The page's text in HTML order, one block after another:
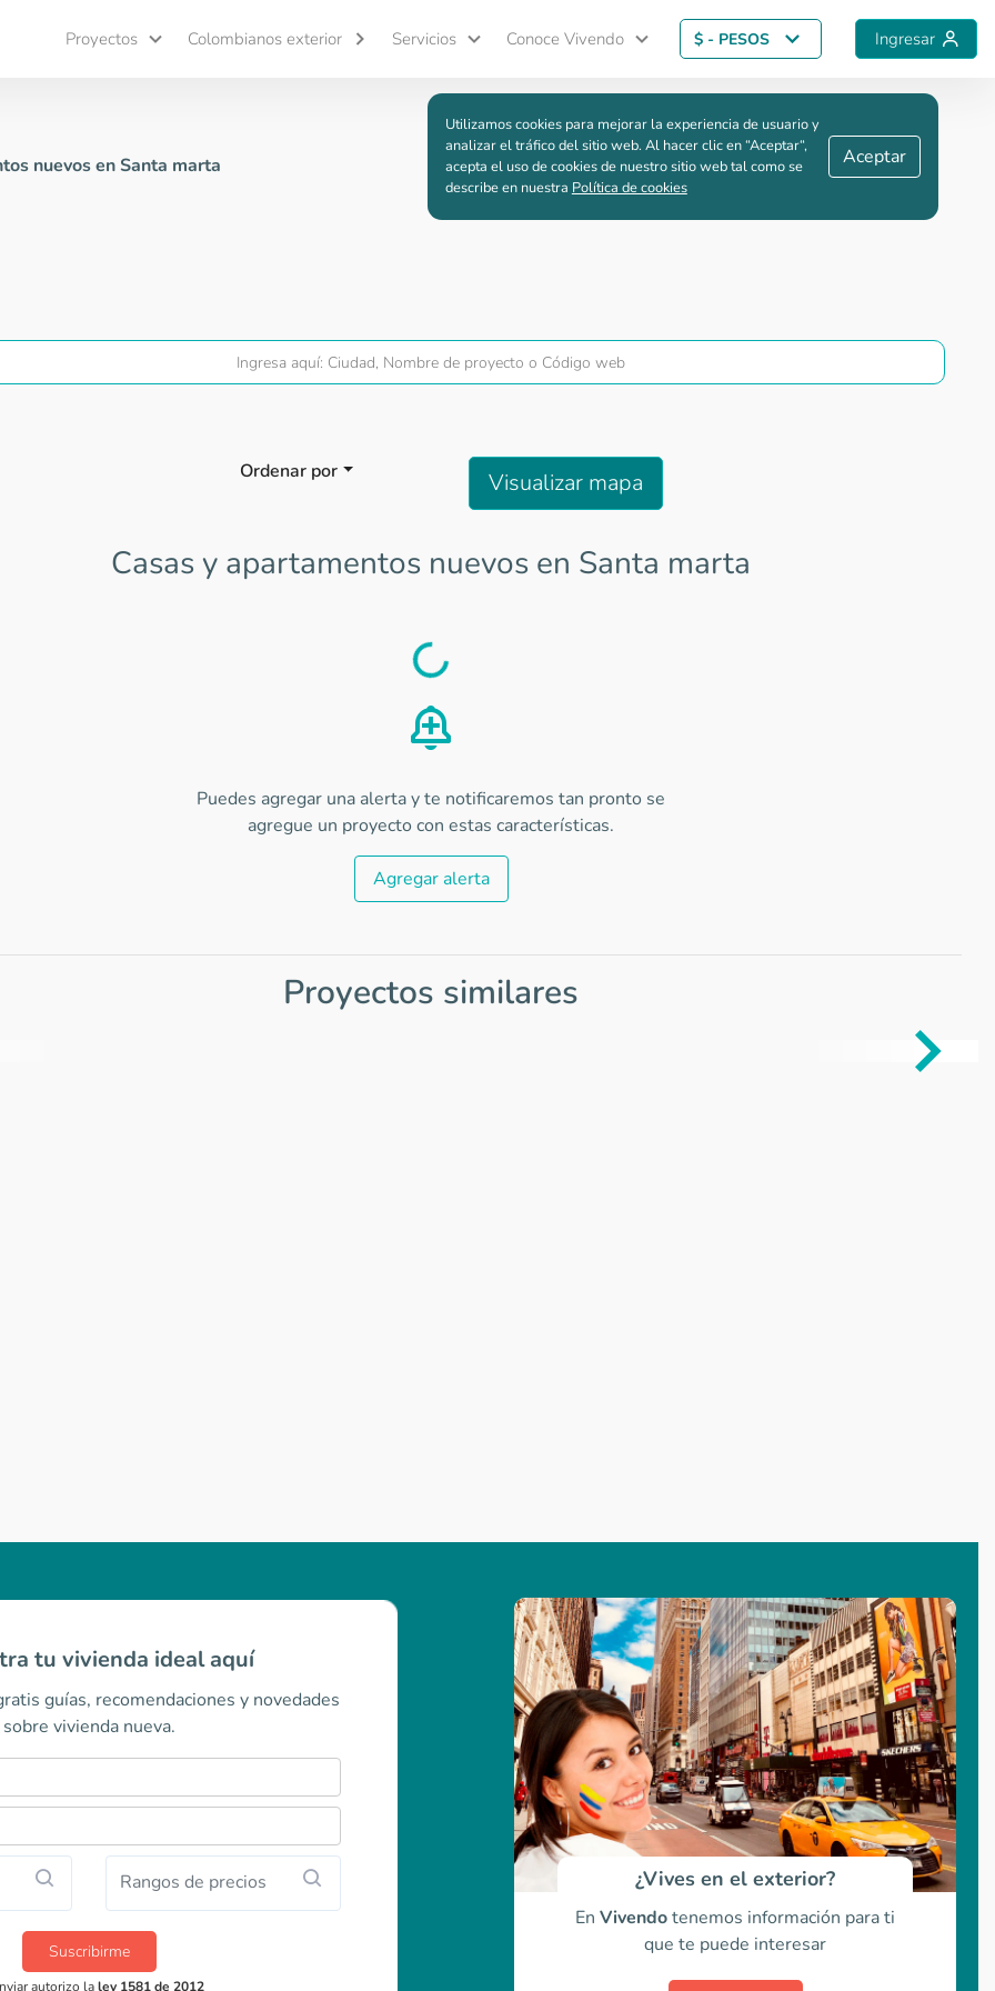
Proyectos Colombianos exterior Servicios Conoce Vivendo $ - PESOS Ingresar
nuevos en Santa marta
Ordenar por Visualizar mapa
Casas y apartamentos nuevos en Santa marta
Load
Puedes agregar una alerta y te notificaremos tan pronto se
agregue un proyecto con estas características.
Agregar alerta
Proyectos similares
tu vivienda ideal aquí
guías, recomendaciones y novedades
sobre vivienda nueva.
Rangos de precios
Suscribirme
autorizo laley 1581 de 2012
¿Vives en el exterior?
En Vivendotenemos información para ti
que te puede interesar
Utilizamos cookies para mejorar la experiencia de usuario y
analizar el tráfico del sitio web. Al hacer clic en “Aceptar“,
acepta el uso de cookies de nuestro sitio web tal como se
describe en nuestra Política de cookies
Aceptar
Guardar comparación